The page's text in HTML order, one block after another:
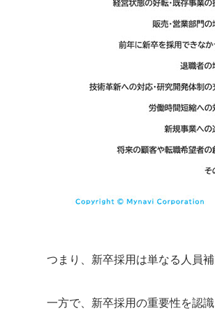
つまり、新卒採用は単なる人員
一方で、新卒採用の重要性を認